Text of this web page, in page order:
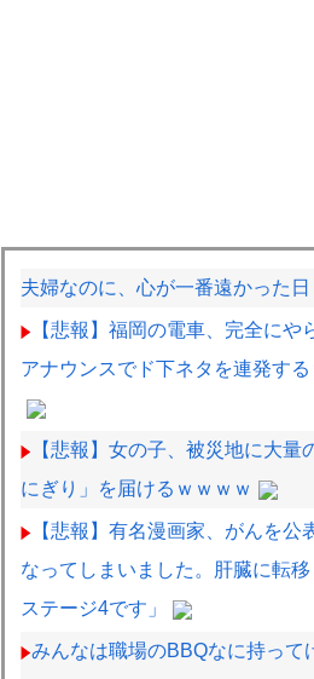
夫婦なのに、心が一番遠かった日
【悲報】福岡の電車、完全にや
アナウンスでド下ネタを連発する
【悲報】女の子、被災地に大量
にぎり」を届けるｗｗｗｗ
【悲報】有名漫画家、がんを公
なってしまいました。肝臓に転
ステージ4です」
みんなは職場のBBQなに持って